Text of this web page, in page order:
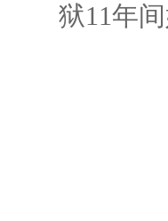
狱11年